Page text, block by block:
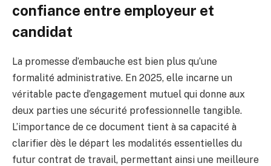
confiance entre employeur et
candidat
La promesse d’embauche est bien plus qu’une
formalité administrative. En 2025, elle incarne un
véritable pacte d’engagement mutuel qui donne aux
deux parties une sécurité professionnelle tangible.
L’importance de ce document tient à sa capacité à
clarifier dès le départ les modalités essentielles du
futur contrat de travail, permettant ainsi une meilleure